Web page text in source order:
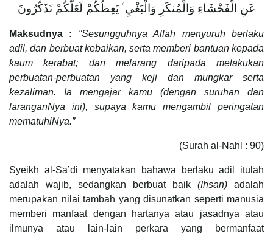
عَنِ الْفَحْشَاءِ وَالْمُنكَرِ وَالْبَغْيِ ۚ يَعِظُكُمْ لَعَلَّكُمْ تَذَكَّرُونَ
Maksudnya :
“Sesungguhnya Allah menyuruh berlaku
adil, dan berbuat kebaikan, serta memberi bantuan kepada
kaum kerabat; dan melarang daripada melakukan
perbuatan-perbuatan yang keji dan mungkar serta
kezaliman. Ia mengajar kamu (dengan suruhan dan
laranganNya ini), supaya kamu mengambil peringatan
mematuhiNya.”
(Surah al-Nahl : 90)
Syeikh al-Sa’di menyatakan bahawa berlaku adil itulah
adalah wajib, sedangkan berbuat baik (Ihsan) adalah
merupakan nilai tambah yang disunatkan seperti manusia
memberi manfaat dengan hartanya atau jasadnya atau
ilmunya atau lain-lain perkara yang bermanfaat